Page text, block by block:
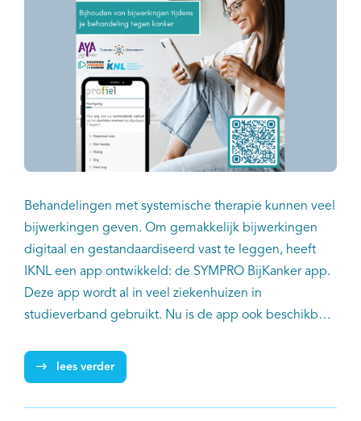
Behandelingen met systemische therapie kunnen veel
bijwerkingen geven. Om gemakkelijk bijwerkingen
digitaal en gestandaardiseerd vast te leggen, heeft
IKNL een app ontwikkeld: de SYMPRO BijKanker app.
Deze app wordt al in veel ziekenhuizen in
studieverband gebruikt. Nu is de app ook beschikbaar
grip willen krijgen op hun bijwerkingen. Zij kunnen de
app zonder koppeling met het behandelend
lees verder